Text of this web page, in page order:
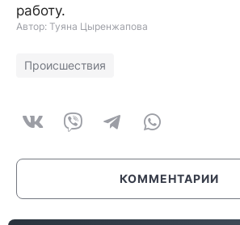
работу.
Автор: Туяна Цыренжапова
Происшествия
КОММЕНТАРИИ